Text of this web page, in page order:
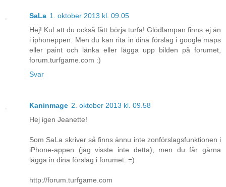
SaLa 1. oktober 2013 kl. 09.05
Hej! Kul att du också fått börja turfa! Glödlampan finns ej än
i iphoneppen. Men du kan rita in dina förslag i google maps
eller paint och länka eller lägga upp bilden på forumet,
forum.turfgame.com :)
Svar
Kaninmage 2. oktober 2013 kl. 09.58
Hej igen Jeanette!
Som SaLa skriver så finns ännu inte zonförslagsfunktionen i
iPhone-appen (jag visste inte detta), men du får gärna
lägga in dina förslag i forumet. =)
http://forum.turfgame.com